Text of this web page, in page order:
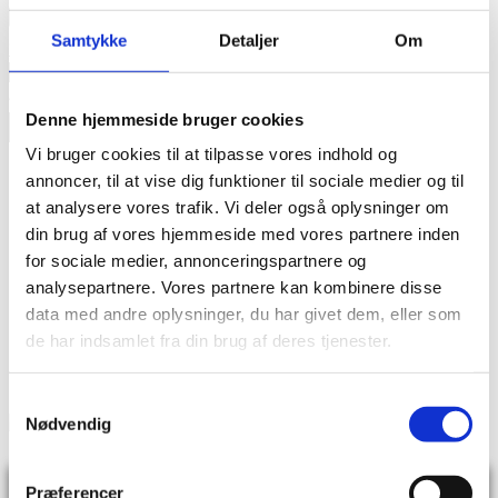
Samtykke Detaljer Om
Denne hjemmeside bruger cookies
Vi bruger cookies til at tilpasse vores indhold og
annoncer, til at vise dig funktioner til sociale medier og til
at analysere vores trafik. Vi deler også oplysninger om
din brug af vores hjemmeside med vores partnere inden
for sociale medier, annonceringspartnere og
analysepartnere. Vores partnere kan kombinere disse
data med andre oplysninger, du har givet dem, eller som
de har indsamlet fra din brug af deres tjenester.
Nødvendig
Præferencer
SMS-påmindelser
© 2023 Foldberg - all rights reserved
Tilmeld dig sms-påmindelser for at modtage en
besked, når der er nyt indhold på siden, eller for at
huske at benytte dig af siden i en travl hverdag.